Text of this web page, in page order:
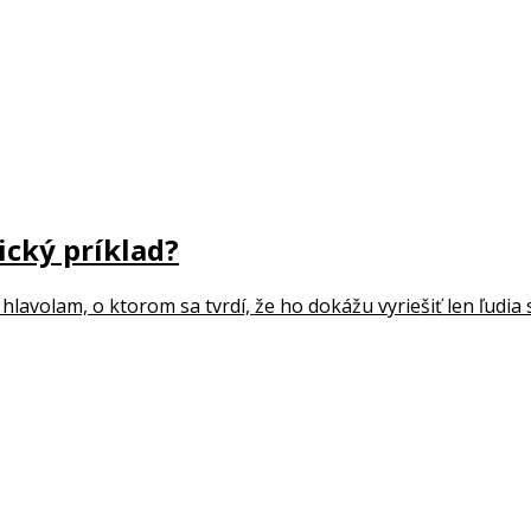
príklad?
o ktorom sa tvrdí, že ho dokážu vyriešiť len ľudia